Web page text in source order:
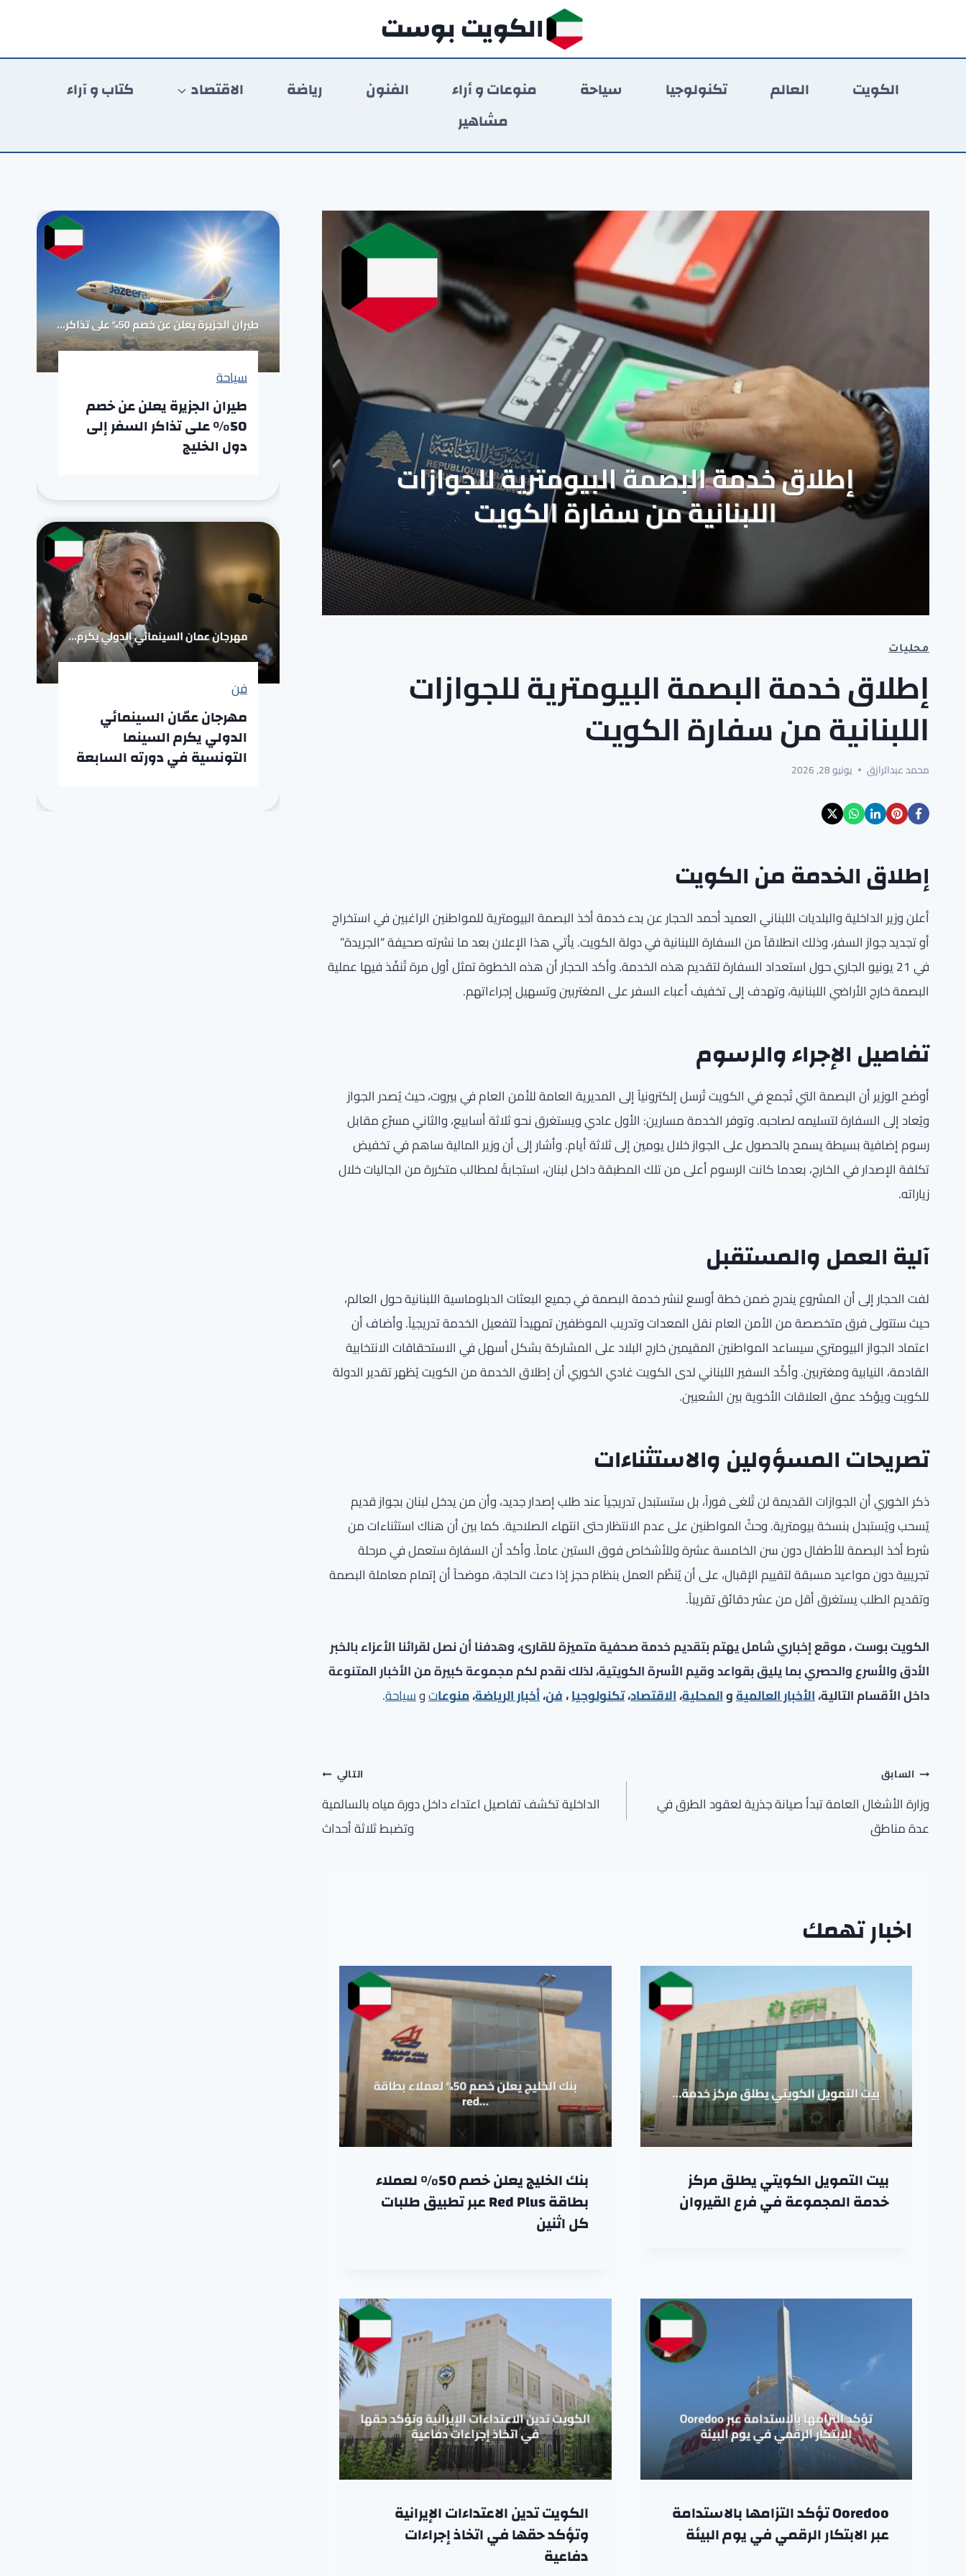
المحتوى
الكويت بوست
الكويت العالم تكنولوجيا سياحة منوعات و أراء الفنون رياضة الاقتصاد
كتاب و آراء
مشاهير
محليات
إطلاق خدمة البصمة البيومترية للجوازات
اللبنانية من سفارة الكويت
محمد عبدالرازق يونيو 28, 2026
إطلاق الخدمة من الكويت
أعلن وزير الداخلية والبلديات اللبناني العميد أحمد الحجار عن بدء خدمة أخذ البصمة البيومترية للمواطنين الراغبين في استخراج
أو تجديد جواز السفر، وذلك انطلاقاً من السفارة اللبنانية في دولة الكويت. يأتي هذا الإعلان بعد ما نشرته صحيفة “الجريدة”
في 21 يونيو الجاري حول استعداد السفارة لتقديم هذه الخدمة. وأكد الحجار أن هذه الخطوة تمثل أول مرة تُنفّذ فيها عملية
البصمة خارج الأراضي اللبنانية، وتهدف إلى تخفيف أعباء السفر على المغتربين وتسهيل إجراءاتهم.
تفاصيل الإجراء والرسوم
أوضح الوزير أن البصمة التي تُجمع في الكويت تُرسل إلكترونياً إلى المديرية العامة للأمن العام في بيروت، حيث يُصدر الجواز
ويُعاد إلى السفارة لتسليمه لصاحبه. وتوفر الخدمة مسارين: الأول عادي ويستغرق نحو ثلاثة أسابيع، والثاني مسرّع مقابل
رسوم إضافية بسيطة يسمح بالحصول على الجواز خلال يومين إلى ثلاثة أيام. وأشار إلى أن وزير المالية ساهم في تخفيض
تكلفة الإصدار في الخارج، بعدما كانت الرسوم أعلى من تلك المطبقة داخل لبنان، استجابةً لمطالب متكررة من الجاليات خلال
زياراته.
آلية العمل والمستقبل
لفت الحجار إلى أن المشروع يندرج ضمن خطة أوسع لنشر خدمة البصمة في جميع البعثات الدبلوماسية اللبنانية حول العالم،
حيث ستتولى فرق متخصصة من الأمن العام نقل المعدات وتدريب الموظفين تمهيداً لتفعيل الخدمة تدريجياً. وأضاف أن
اعتماد الجواز البيومتري سيساعد المواطنين المقيمين خارج البلاد على المشاركة بشكل أسهل في الاستحقاقات الانتخابية
القادمة، النيابية ومغتربين. وأكّد السفير اللبناني لدى الكويت غادي الخوري أن إطلاق الخدمة من الكويت يُظهر تقدير الدولة
للكويت ويؤكد عمق العلاقات الأخوية بين الشعبين.
تصريحات المسؤولين والاستثناءات
ذكر الخوري أن الجوازات القديمة لن تُلغى فوراً، بل ستستبدل تدريجياً عند طلب إصدار جديد، وأن من يدخل لبنان بجواز قديم
يُسحب ويُستبدل بنسخة بيومترية. وحثّ المواطنين على عدم الانتظار حتى انتهاء الصلاحية. كما بين أن هناك استثناءات من
شرط أخذ البصمة للأطفال دون سن الخامسة عشرة وللأشخاص فوق الستين عاماً. وأكد أن السفارة ستعمل في مرحلة
تجريبية دون مواعيد مسبقة لتقييم الإقبال، على أن يُنظّم العمل بنظام حجز إذا دعت الحاجة، موضحاً أن إتمام معاملة البصمة
وتقديم الطلب يستغرق أقل من عشر دقائق تقريباً.
الكويت بوست ، موقع إخباري شامل يهتم بتقديم خدمة صحفية متميزة للقارئ، وهدفنا أن نصل لقرائنا الأعزاء بالخبر
الأدق والأسرع والحصري بما يليق بقواعد وقيم الأسرة الكويتية، لذلك نقدم لكم مجموعة كبيرة من الأخبار المتنوعة
داخل الأقسام التالية،الأخبار العالميةوالمحلية،الاقتصاد،تكنولوجيا،فن،أخبار الرياضة،منوعاتوسياحة.
تصفّح
المقالات
السابق
وزارة الأشغال العامة تبدأ صيانة جذرية لعقود الطرق في
عدة مناطق
التالي
الداخلية تكشف تفاصيل اعتداء داخل دورة مياه بالسالمية
وتضبط ثلاثة أحداث
اخبار تهمك
بيت التمويل الكويتي يطلق مركز
خدمة المجموعة في فرع القيروان
بنك الخليج يعلن خصم 50% لعملاء
بطاقة Red Plus عبر تطبيق طلبات
كل اثنين
Ooredoo تؤكد التزامها بالاستدامة
عبر الابتكار الرقمي في يوم البيئة
الكويت تدين الاعتداءات الإيرانية
وتؤكد حقها في اتخاذ إجراءات
دفاعية
سياحة
طيران الجزيرة يعلن عن خصم
50% على تذاكر السفر إلى
دول الخليج
فن
مهرجان عمّان السينمائي
الدولي يكرم السينما
التونسية في دورته السابعة